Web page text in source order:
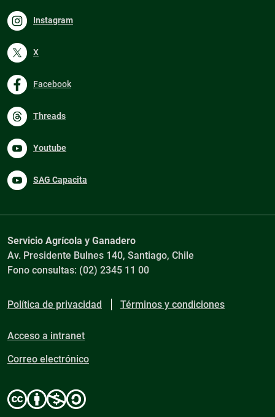
Instagram
X
Facebook
Threads
Youtube
SAG Capacita
Servicio Agrícola y Ganadero
Av. Presidente Bulnes 140, Santiago, Chile
Fono consultas: (02) 2345 11 00
Política de privacidad Términos y condiciones
Acceso a intranet
Correo electrónico